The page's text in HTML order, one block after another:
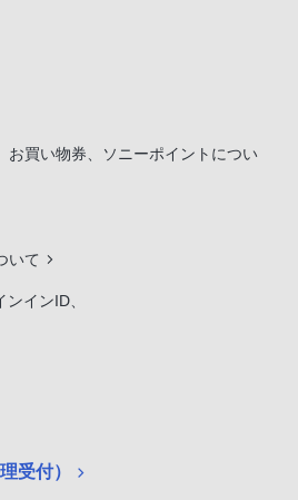
お買い物券、ソニーポイントについ
いて
インID、
受付）